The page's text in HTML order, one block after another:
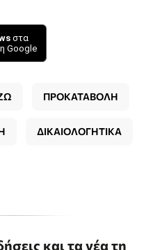
στα
Google
ΠΡΟΚΑΤΑΒΟΛΗ
ΔΙΚΑΙΟΛΟΓΗΤΙΚΑ
και τα νέα τη